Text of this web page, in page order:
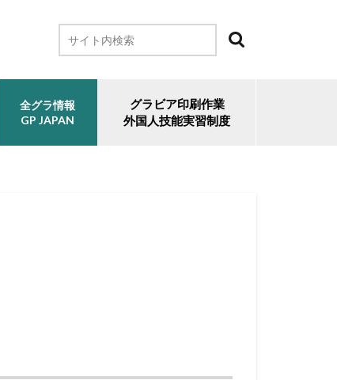
全グラ情報
GP JAPAN
グラビア印刷作業
外国人技能実習制度